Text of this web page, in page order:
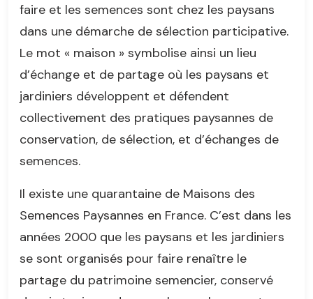
faire et les semences sont chez les paysans
dans une démarche de sélection participative.
Le mot « maison » symbolise ainsi un lieu
d’échange et de partage où les paysans et
jardiniers développent et défendent
collectivement des pratiques paysannes de
conservation, de sélection, et d’échanges de
semences.
Il existe une quarantaine de Maisons des
Semences Paysannes en France. C’est dans les
années 2000 que les paysans et les jardiniers
se sont organisés pour faire renaître le
partage du patrimoine semencier, conservé